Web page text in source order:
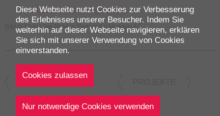
Neubau Hochstrasse Basel
Bild © Flubacher Nyfeler Partner Architekten AG
Diese Webseite nutzt Cookies zur Verbesserung
des Erlebnisses unserer Besucher. Indem Sie
weiterhin auf dieser Webseite navigieren, erklären
Sie sich mit unserer Verwendung von Cookies
einverstanden.